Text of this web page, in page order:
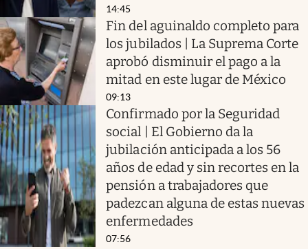
14:45
Fin del aguinaldo completo para
los jubilados | La Suprema Corte
aprobó disminuir el pago a la
mitad en este lugar de México
09:13
Confirmado por la Seguridad
social | El Gobierno da la
jubilación anticipada a los 56
años de edad y sin recortes en la
pensión a trabajadores que
padezcan alguna de estas nuevas
enfermedades
07:56